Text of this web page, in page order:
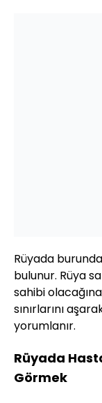
Rüyada
bulunur. Rüya
sahibi
sınırlarını
yorumlanır.
Rüyada
Görmek